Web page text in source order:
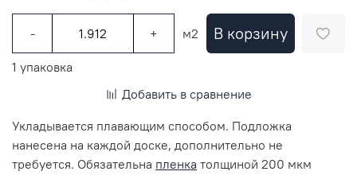
- + м2 В корзину
1 упаковка
Добавить в сравнение
Укладывается плавающим способом. Подложка
нанесена на каждой доске, дополнительно не
требуется. Обязательна пленка толщиной 200 мкм